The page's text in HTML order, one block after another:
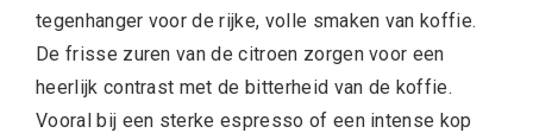
tegenhanger voor de rijke, volle smaken van koffie.
De frisse zuren van de citroen zorgen voor een
heerlijk contrast met de bitterheid van de koffie.
Vooral bij een sterke espresso of een intense kop